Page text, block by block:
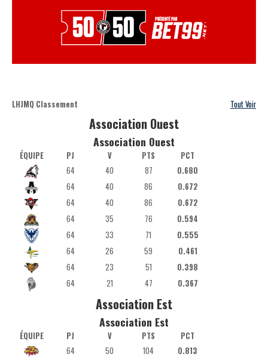
LHJMQ Classement Tout Voir
Association Ouest
Association Ouest
ÉQUIPE PJ V PTS
PCT
64
40 87
0.680
64
40 86
0.672
64
40 86
0.672
64
35 76
0.594
64
33 71
0.555
64
26 59
0.461
64
23 51
0.398
64
21 47 0.367
Association Est
Association Est
ÉQUIPE PJ V PTS
PCT
64
50 104
0.813